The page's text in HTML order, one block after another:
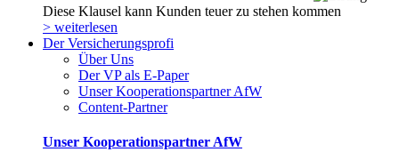
Diese Klausel kann Kunden teuer zu stehen kommen
> weiterlesen
Der Versicherungsprofi
Über Uns
Der VP als E-Paper
Unser Kooperationspartner AfW
Content-Partner
Unser Kooperationspartner AfW